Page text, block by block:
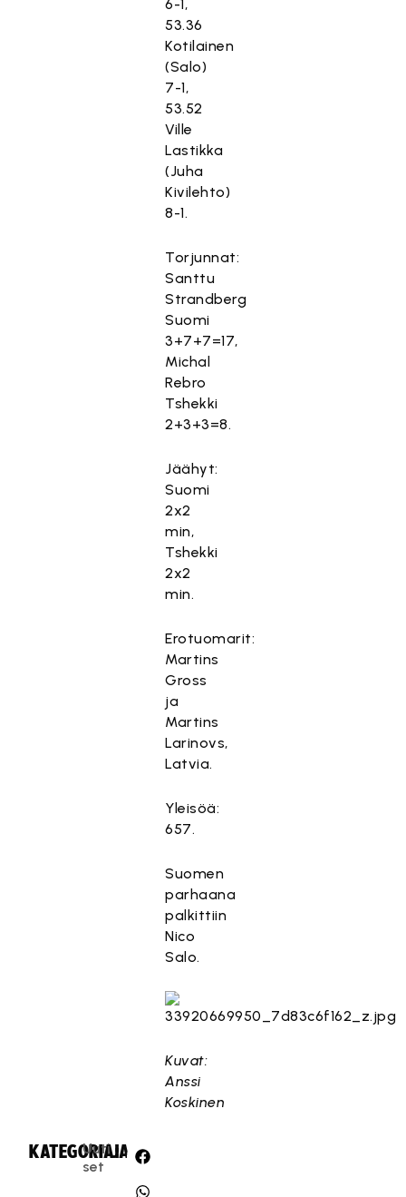
6-1,
53.36
Kotilainen
(Salo)
7-1,
53.52
Ville
Lastikka
(Juha
Kivilehto)
8-1.
Torjunnat:
Santtu
Strandberg
Suomi
3+7+7=17,
Michal
Rebro
Tshekki
2+3+3=8.
Jäähyt:
Suomi
2x2
min,
Tshekki
2x2
min.
Erotuomarit:
Martins
Gross
ja
Martins
Larinovs,
Latvia.
Yleisöä:
657.
Suomen
parhaana
palkittiin
Nico
Salo.
Kuvat:
Anssi
Koskinen
KATEGORIA:
Uuti
set
JAA: